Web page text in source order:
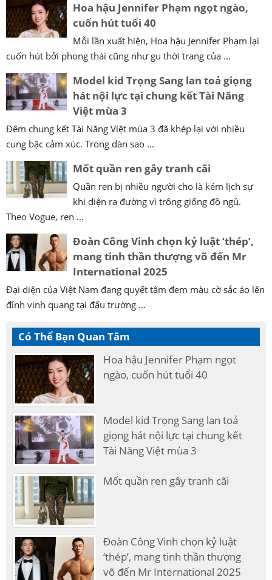
Hoa hậu Jennifer Phạm ngọt ngào,
cuốn hút tuổi 40
Mỗi lần xuất hiện, Hoa hậu Jennifer Phạm lại
cuốn hút bởi phong thái cũng như gu thời trang của ...
Model kid Trọng Sang lan toả giọng
hát nội lực tại chung kết Tài Năng
Việt mùa 3
Đêm chung kết Tài Năng Việt mùa 3 đã khép lại với nhiều
cung bậc cảm xúc. Trong dàn sao ...
Mốt quần ren gây tranh cãi
Quần ren bị nhiều người cho là kém lịch sự
khi diện ra đường vì trông giống đồ ngủ.
Theo Vogue, ren ...
Đoàn Công Vinh chọn kỷ luật ‘thép’,
mang tinh thần thượng võ đến Mr
International 2025
Đại diện của Việt Nam đang quyết tâm đem màu cờ sắc áo lên
đỉnh vinh quang tại đấu trường ...
Có Thể Bạn Quan Tâm
Hoa hậu Jennifer Phạm ngọt
ngào, cuốn hút tuổi 40
Model kid Trọng Sang lan toả
giọng hát nội lực tại chung kết
Tài Năng Việt mùa 3
Mốt quần ren gây tranh cãi
Đoàn Công Vinh chọn kỷ luật
‘thép’, mang tinh thần thượng
võ đến Mr International 2025